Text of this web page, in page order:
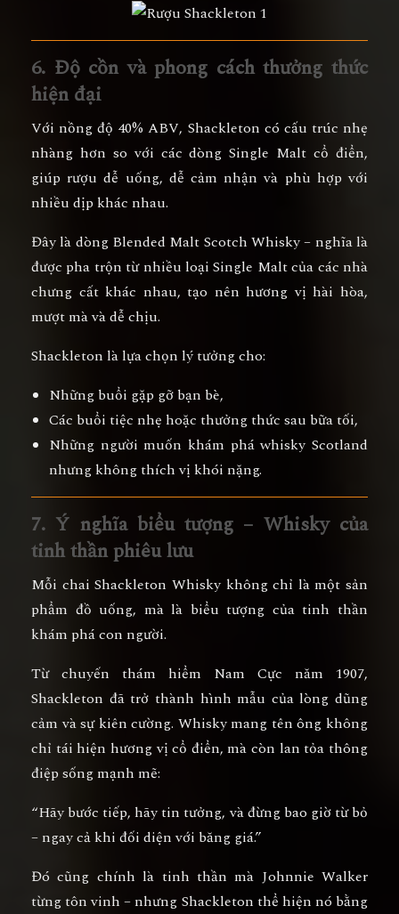
6. Độ cồn và phong cách thưởng thức
hiện đại
Vớinồng độ 40% ABV, Shackleton có cấu trúc nhẹ
nhàng hơn so với các dòng Single Malt cổ điển,
giúp rượudễ uống, dễ cảm nhận và phù hợp với
nhiều dịp khác nhau.
Đây là dòng Blended Malt Scotch Whisky– nghĩa là
được pha trộn từ nhiều loại Single Malt của các nhà
chưng cất khác nhau, tạo nênhương vị hài hòa,
mượt mà và dễ chịu.
Shackleton là lựa chọn lý tưởng cho:
Những buổi gặp gỡ bạn bè,
Các buổi tiệc nhẹ hoặc thưởng thức sau bữa tối,
Những người muốn khám phá whisky Scotland
nhưng không thích vị khói nặng.
7. Ý nghĩa biểu tượng – Whisky của
tinh thần phiêu lưu
Mỗi chaiShackleton Whiskykhông chỉ là một sản
phẩm đồ uống, mà là biểu tượng của tinh thần
khám phá con người.
Từ chuyến thám hiểm Nam Cực năm 1907,
Shackleton đã trở thành hình mẫu của lòng dũng
cảm và sự kiên cường. Whisky mang tên ông không
chỉ tái hiện hương vị cổ điển, mà còn lan tỏa thông
điệp sống mạnh mẽ:
“Hãy bước tiếp, hãy tin tưởng, và đừng bao giờ từ bỏ
– ngay cả khi đối diện với băng giá.”
Đó cũng chính là tinh thần mà Johnnie Walker
từng tôn vinh – nhưng Shackleton thể hiện nó bằng